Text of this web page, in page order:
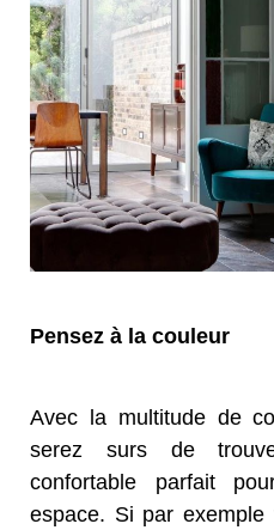
Pensez à la couleur
Avec la multitude de
serez surs de
confortable parfait
espace. Si par